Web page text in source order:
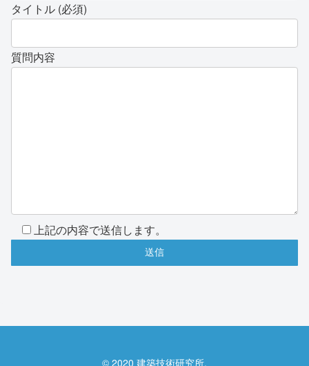
タイトル (必須)
質問内容
上記の内容で送信します。
© 2020 建築技術研究所.